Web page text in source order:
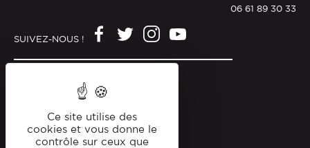
06 61 89 30 33
SUIVEZ-NOUS !
Politique de confidentialité
Ce site utilise des
cookies et vous donne le
contrôle sur ceux que